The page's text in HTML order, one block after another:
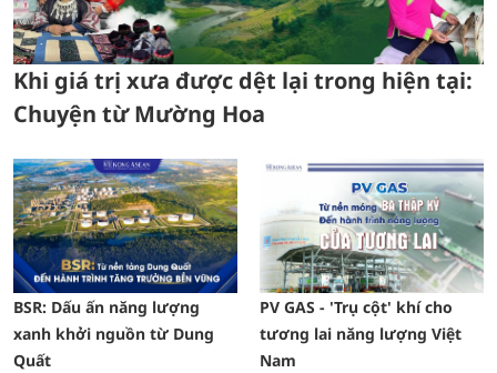
Khi giá trị xưa được dệt lại trong hiện tại:
Chuyện từ Mường Hoa
BSR: Dấu ấn năng lượng
xanh khởi nguồn từ Dung
Quất
PV GAS - 'Trụ cột' khí cho
tương lai năng lượng Việt
Nam